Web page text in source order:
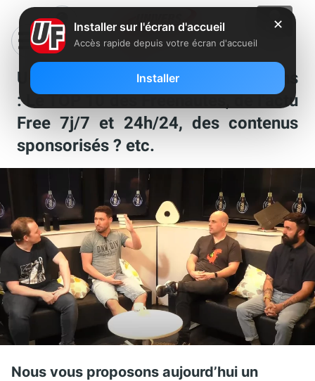
U-FAQ , les réponses à vos questions
: Le TOP 10 des Freenautes, de l’actu
Free 7j/7 et 24h/24, des contenus
sponsorisés ? etc.
Nous vous proposons aujourd’hui un
✕
Installer sur l'écran d'accueil
Accès rapide depuis votre écran d'accueil
Installer